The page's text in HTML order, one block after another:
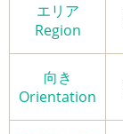
エリア
Region
向き
Orientation